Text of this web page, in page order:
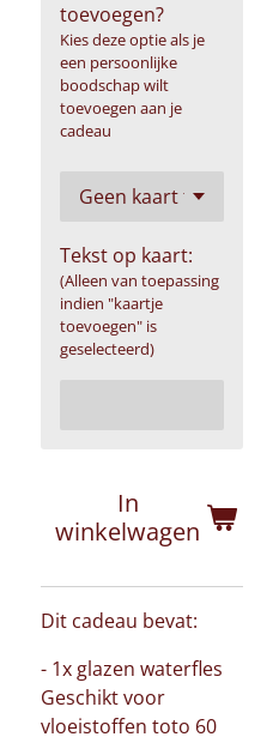
toevoegen?
Kies deze optie als je
een persoonlijke
boodschap wilt
toevoegen aan je
cadeau
Tekst op kaart:
(Alleen van toepassing
indien "kaartje
toevoegen" is
geselecteerd)
In
winkelwagen
Dit cadeau bevat:
- 1x glazen waterfles
Geschikt voor
vloeistoffen toto 60